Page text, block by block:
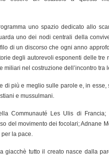
uno spazio dedicato allo
uno dei nodi centrali della
di un discorso che ogni anno
degli autorevoli esponenti delle tre
miliari nel costruzione dell’incontro tra
di più e meglio sulle parole e, in
e mussulmani.
Communauté Les Ulis di Francia;
del movimento dei focolari; Adnane
per la pace.
giacchè tutto il creato nasce dalla